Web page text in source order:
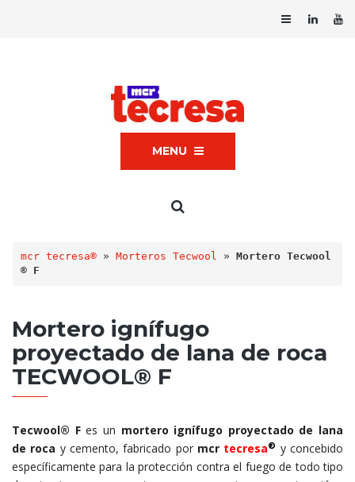
MENU
mcr tecresa® » Morteros Tecwool » Mortero Tecwool
® F
Mortero ignífugo
proyectado de lana de roca
TECWOOL® F
Tecwool® Fes un mortero ignífugo proyectado de lana
de roca y cemento, fabricado por mcr tecresa® y concebido
específicamente para la protección contra el fuego de todo tipo